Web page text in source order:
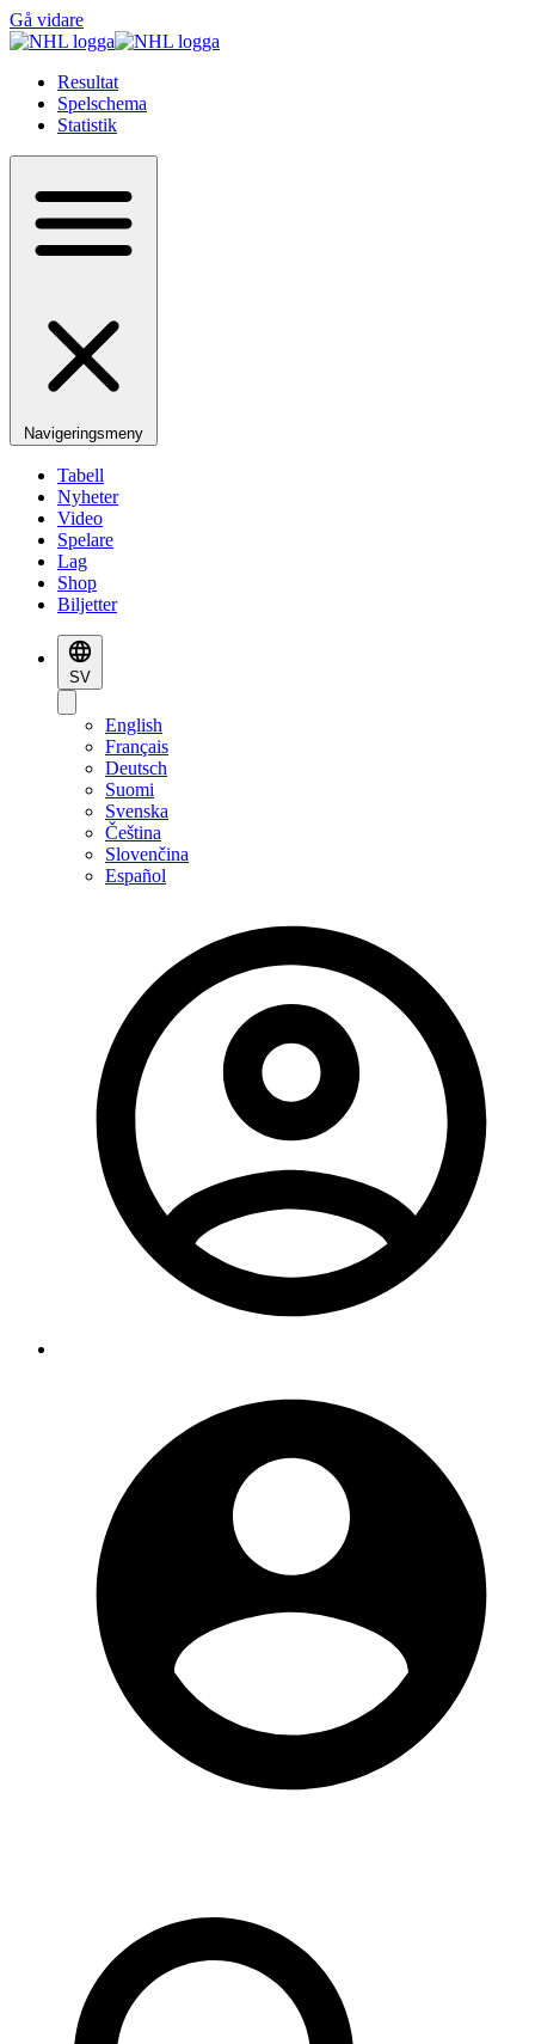
Gå vidare
Resultat
Spelschema
Statistik
Navigeringsmeny
Tabell
Nyheter
Video
Spelare
Lag
Shop
Biljetter
SV
English
Français
Deutsch
Suomi
Svenska
Čeština
Slovenčina
Español